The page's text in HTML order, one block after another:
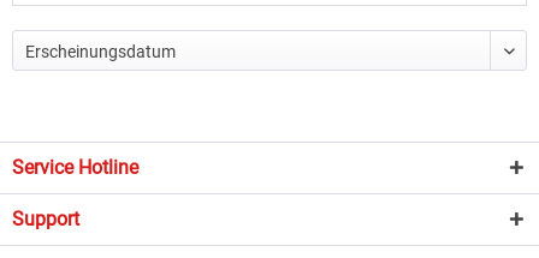
Service Hotline
Support